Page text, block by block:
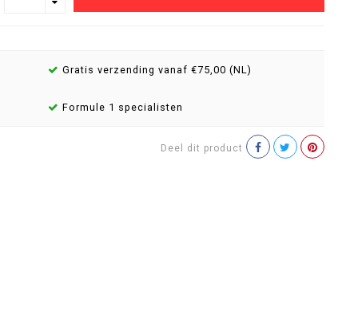
Gratis verzending vanaf €75,00 (NL)
Formule 1 specialisten
Deel dit product